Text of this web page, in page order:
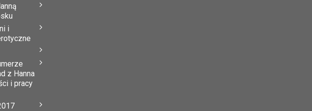
i
z Hanna
i pracy